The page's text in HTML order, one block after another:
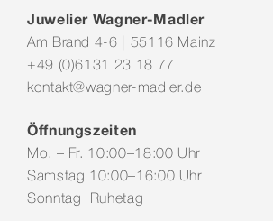
Juwelier Wagner-Madler
Am Brand 4-6 | 55116 Mainz
+49 (0)6131 23 18 77
kontakt@wagner-madler.de
Öffnungszeiten
Mo. – Fr. 10:00–18:00 Uhr
Samstag 10:00–16:00 Uhr
Sonntag Ruhetag